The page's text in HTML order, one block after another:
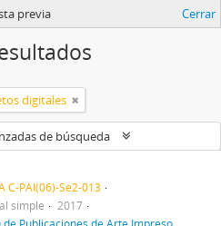
previa Cerrar
digitales
de búsqueda
C-PAI(06)-Se2-013
simple
2017